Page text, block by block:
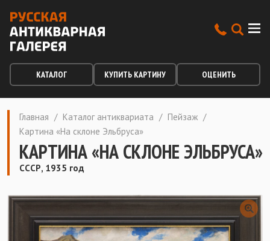
КАТАЛОГ КУПИТЬ КАРТИНУ ОЦЕНИТЬ
Главная / Каталог антиквариата / Пейзаж /
Картина «На склоне Эльбруса»
КАРТИНА «НА СКЛОНЕ ЭЛЬБРУСА»
СССР, 1935 год